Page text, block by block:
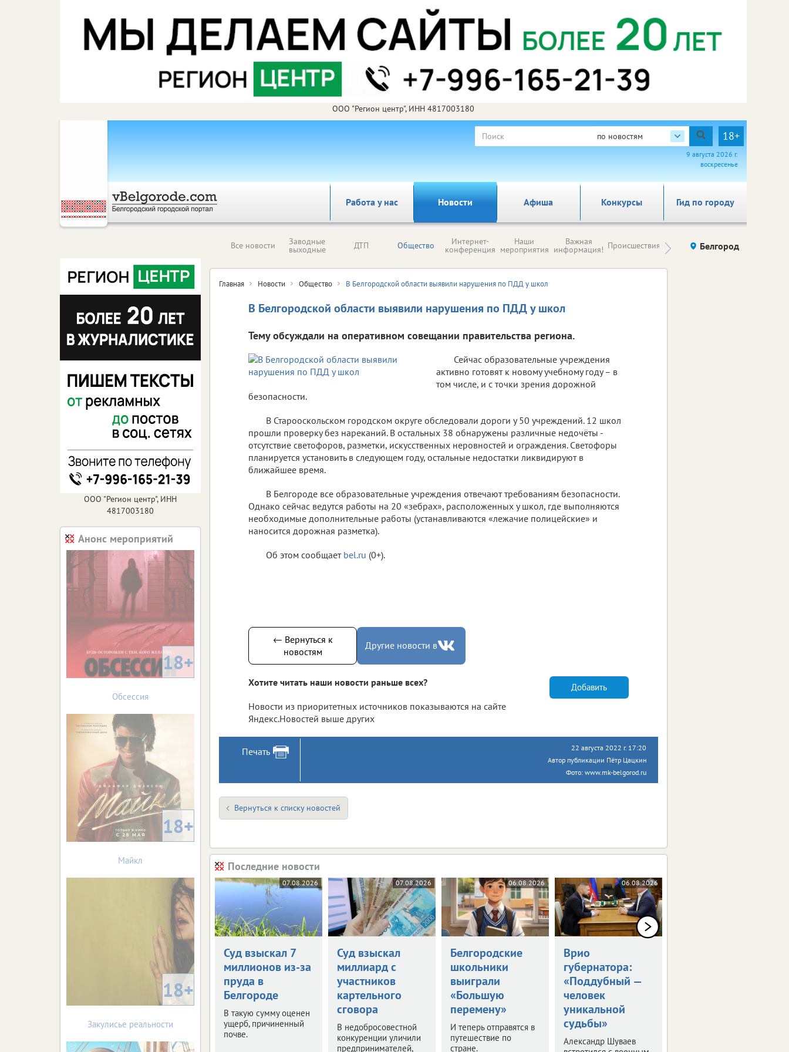
ООО "Регион центр", ИНН 4817003180
по новостям 18+
9 августа 2026 г.
воскресенье
Работа у нас Новости Афиша Гид по городу
Конкурсы
Все новости Заводные
выходные ДТП Общество Интернет-
конференция
Наши
мероприятия
Важная
информация! Происшествия Здоровье компаний (на
правах
Белгород
Главная Новости Общество В Белгородской области выявили нарушения по ПДД у школ
В Белгородской области выявили нарушения по ПДД у школ
Тему обсуждали на оперативном совещании правительства региона.
Сейчас образовательные учреждения
активно готовят к новому учебному году – в
том числе, и с точки зрения дорожной
безопасности.
В Старооскольском городском округе обследовали дороги у 50 учреждений. 12 школ
прошли проверку без нареканий. В остальных 38 обнаружены различные недочёты -
отсутствие светофоров, разметки, искусственных неровностей и ограждения. Светофоры
планируется установить в следующем году, остальные недостатки ликвидируют в
ближайшее время.
В Белгороде все образовательные учреждения отвечают требованиям безопасности.
Однако сейчас ведутся работы на 20 «зебрах», расположенных у школ, где выполняются
необходимые дополнительные работы (устанавливаются «лежачие полицейские» и
наносится дорожная разметка).
Об этом сообщает bel.ru (0+).
← Вернуться к
новостям
Другие новости в
Хотите читать наши новости раньше всех?
Новости из приоритетных источников показываются на сайте
Яндекс.Новостей выше других
Добавить
Печать
22 августа 2022 г. 17:20
Автор публикации Пётр Цацкин
Фото: www.mk-belgorod.ru
Вернуться к списку новостей
Последние новости
07.08.2026
Суд взыскал 7
миллионов из-за
пруда в
Белгороде
В такую сумму оценен
ущерб, причиненный
почве.
07.08.2026
Суд взыскал
миллиард с
участников
картельного
сговора
В недобросовестной
конкуренции уличили
предпринимателей,
06.08.2026
Белгородские
школьники
выиграли
«Большую
перемену»
И теперь отправятся в
путешествие по
стране.
06.08.2026
Врио
губернатора:
«Поддубный —
человек
уникальной
судьбы»
Александр Шуваев
ООО "Регион центр", ИНН
4817003180
Анонс мероприятий
18+
Обсессия
18+
Майкл
18+
Закулисье реальности